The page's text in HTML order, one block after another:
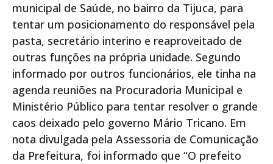
municipal de Saúde, no bairro da Tijuca, para
tentar um posicionamento do responsável pela
pasta, secretário interino e reaproveitado de
outras funções na própria unidade. Segundo
informado por outros funcionários, ele tinha na
agenda reuniões na Procuradoria Municipal e
Ministério Público para tentar resolver o grande
caos deixado pelo governo Mário Tricano. Em
nota divulgada pela Assessoria de Comunicação
da Prefeitura, foi informado que “O prefeito